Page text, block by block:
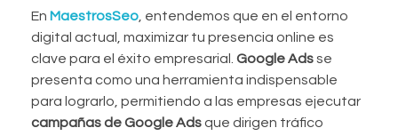
En MaestrosSeo, entendemos que en el entorno
digital actual, maximizar tu presencia online es
clave para el éxito empresarial. Google Adsse
presenta como una herramienta indispensable
para lograrlo, permitiendo a las empresas ejecutar
campañas de Google Adsque dirigen tráfico